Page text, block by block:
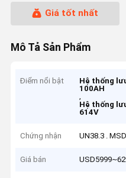
Giá tốt nhất
Mô Tả Sản Phẩm
Điểm nổi bật
Hệ thống
100AH
,
Hệ thống
614V
Chứng nhận UN38.3 .
Giá bán